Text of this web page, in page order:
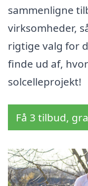
sammenligne
virksomheder,
rigtige valg for
finde ud af,
solcelleprojekt!
Få 3 tilbud,